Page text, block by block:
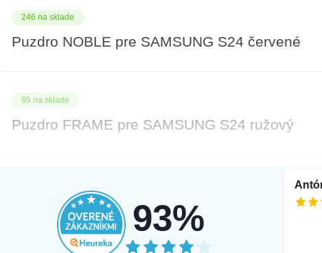
246 na sklade
Puzdro NOBLE pre SAMSUNG S24 červené
65 na sklade
Puzdro FRAME pre SAMSUNG S24 ružový
Puzdro FRAME pre SAMSUNG S24 fialová
93%
Najprv som si objednala mobil v inej
farbe pri ktorom mi az po troch dnoch